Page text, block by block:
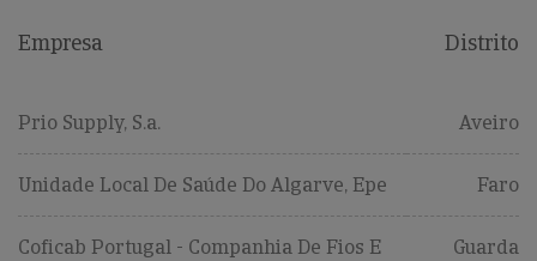
Empresa Distrito
Prio Supply, S.a. Aveiro
Unidade Local De Saúde Do Algarve, Epe Faro
Coficab Portugal - Companhia De Fios E
Guarda